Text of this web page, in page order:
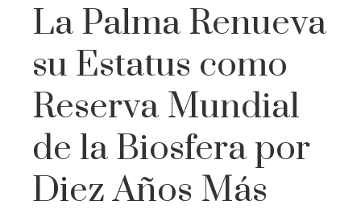
La Palma Renueva
su Estatus como
Reserva Mundial
de la Biosfera por
Diez Años Más